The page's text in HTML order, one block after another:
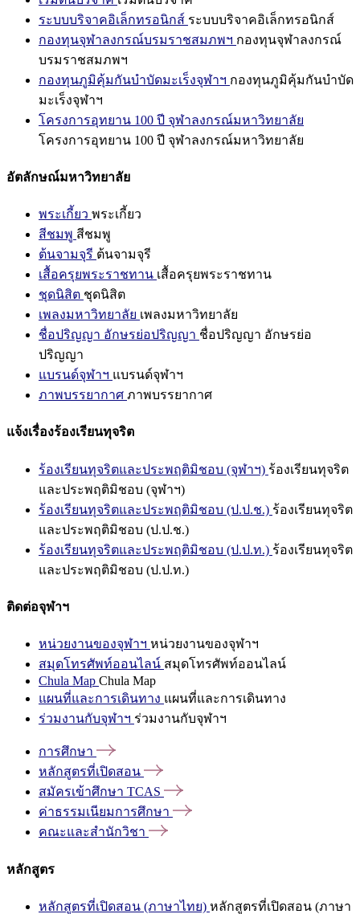
ระบบบริจาคอิเล็กทรอนิกส์ ระบบบริจาคอิเล็กทรอนิกส์
กองทุนจุฬาลงกรณ์บรมราชสมภพฯ กองทุนจุฬาลงกรณ์
บรมราชสมภพฯ
กองทุนภูมิคุ้มกันบำบัดมะเร็งจุฬาฯ กองทุนภูมิคุ้มกันบำบัด
มะเร็งจุฬาฯ
โครงการอุทยาน 100 ปี จุฬาลงกรณ์มหาวิทยาลัย
โครงการอุทยาน 100 ปี จุฬาลงกรณ์มหาวิทยาลัย
อัตลักษณ์มหาวิทยาลัย
พระเกี้ยว พระเกี้ยว
สีชมพู สีชมพู
ต้นจามจุรี ต้นจามจุรี
เสื้อครุยพระราชทาน เสื้อครุยพระราชทาน
ชุดนิสิต ชุดนิสิต
เพลงมหาวิทยาลัย เพลงมหาวิทยาลัย
ชื่อปริญญา อักษรย่อปริญญา ชื่อปริญญา อักษรย่อ
ปริญญา
แบรนด์จุฬาฯ แบรนด์จุฬาฯ
ภาพบรรยากาศ ภาพบรรยากาศ
แจ้งเรื่องร้องเรียนทุจริต
ร้องเรียนทุจริตและประพฤติมิชอบ (จุฬาฯ) ร้องเรียนทุจริต
และประพฤติมิชอบ (จุฬาฯ)
ร้องเรียนทุจริตและประพฤติมิชอบ (ป.ป.ช.) ร้องเรียนทุจริต
และประพฤติมิชอบ (ป.ป.ช.)
ร้องเรียนทุจริตและประพฤติมิชอบ (ป.ป.ท.) ร้องเรียนทุจริต
และประพฤติมิชอบ (ป.ป.ท.)
ติดต่อจุฬาฯ
หน่วยงานของจุฬาฯ หน่วยงานของจุฬาฯ
สมุดโทรศัพท์ออนไลน์ สมุดโทรศัพท์ออนไลน์
Chula Map Chula Map
แผนที่และการเดินทาง แผนที่และการเดินทาง
ร่วมงานกับจุฬาฯ ร่วมงานกับจุฬาฯ
การศึกษา
หลักสูตรที่เปิดสอน
สมัครเข้าศึกษา TCAS
ค่าธรรมเนียมการศึกษา
คณะและสำนักวิชา
หลักสูตร
หลักสูตรที่เปิดสอน (ภาษาไทย) หลักสูตรที่เปิดสอน (ภาษา